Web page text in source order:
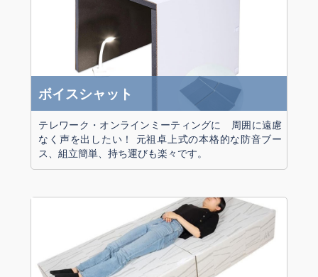
ボイスシャット
テレワーク・オンラインミーティングに 周囲に遠慮
なく声を出したい！ 元祖卓上式の本格的な防音ブー
ス、組立簡単、持ち運びも楽々です。